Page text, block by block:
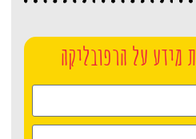
מידע על הרפובליקה